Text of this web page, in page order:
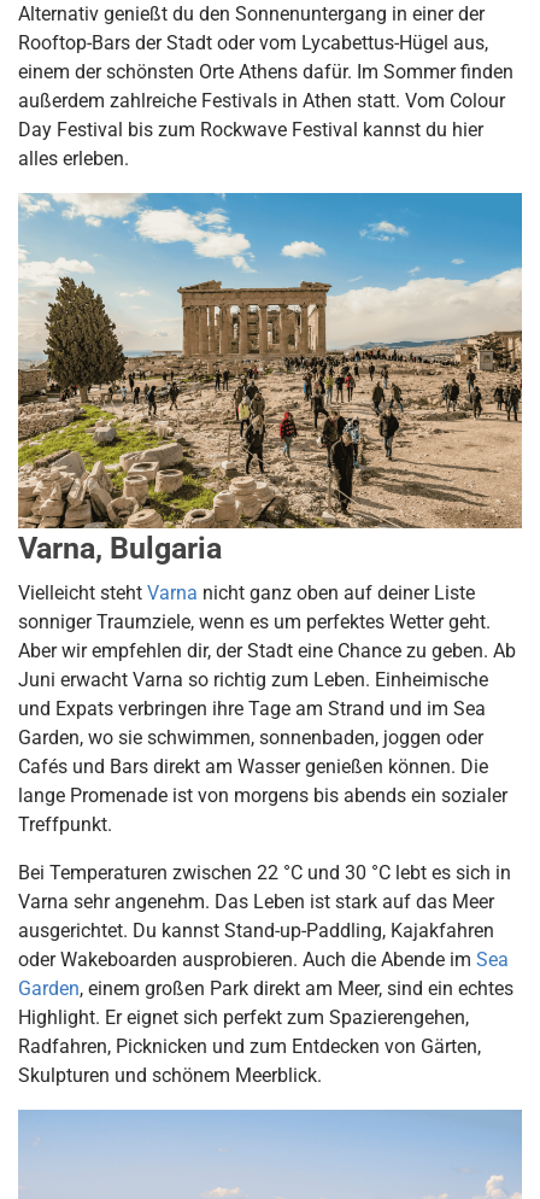
Alternativ genießt du den Sonnenuntergang in einer der
Rooftop-Bars der Stadt oder vom Lycabettus-Hügel aus,
einem der schönsten Orte Athens dafür. Im Sommer finden
außerdem zahlreiche Festivals in Athen statt. Vom Colour
Day Festival bis zum Rockwave Festival kannst du hier
alles erleben.
Varna, Bulgaria
Vielleicht steht Varna nicht ganz oben auf deiner Liste
sonniger Traumziele, wenn es um perfektes Wetter geht.
Aber wir empfehlen dir, der Stadt eine Chance zu geben. Ab
Juni erwacht Varna so richtig zum Leben. Einheimische
und Expats verbringen ihre Tage am Strand und im Sea
Garden, wo sie schwimmen, sonnenbaden, joggen oder
Cafés und Bars direkt am Wasser genießen können. Die
lange Promenade ist von morgens bis abends ein sozialer
Treffpunkt.
Bei Temperaturen zwischen 22 °C und 30 °C lebt es sich in
Varna sehr angenehm. Das Leben ist stark auf das Meer
ausgerichtet. Du kannst Stand-up-Paddling, Kajakfahren
oder Wakeboarden ausprobieren. Auch die Abende im Sea
Garden, einem großen Park direkt am Meer, sind ein echtes
Highlight. Er eignet sich perfekt zum Spazierengehen,
Radfahren, Picknicken und zum Entdecken von Gärten,
Skulpturen und schönem Meerblick.